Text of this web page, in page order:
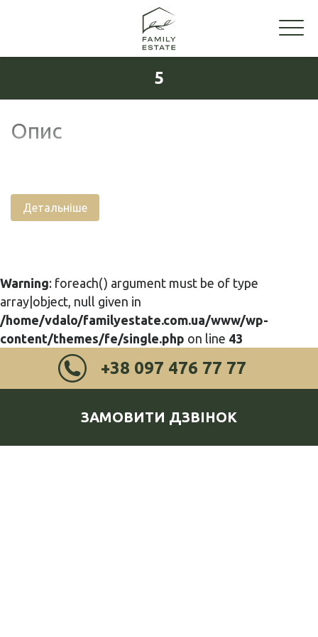
5
Опис
Детальніше
Warning: foreach() argument must be of type
array|object, null given in
/home/vdalo/familyestate.com.ua/www/wp-
content/themes/fe/single.php on line 43
+38 097 476 77 77
ЗАМОВИТИ ДЗВІНОК